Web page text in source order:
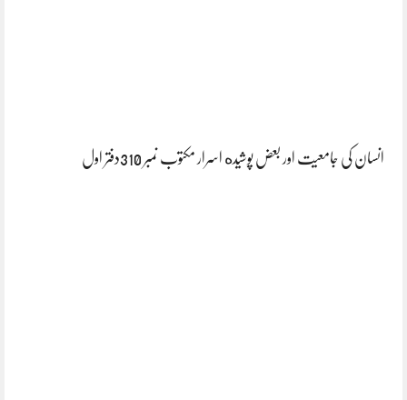
انسان کی جامعیت اور بعض پوشیده اسرار مکتوب نمبر 310دفتر اول